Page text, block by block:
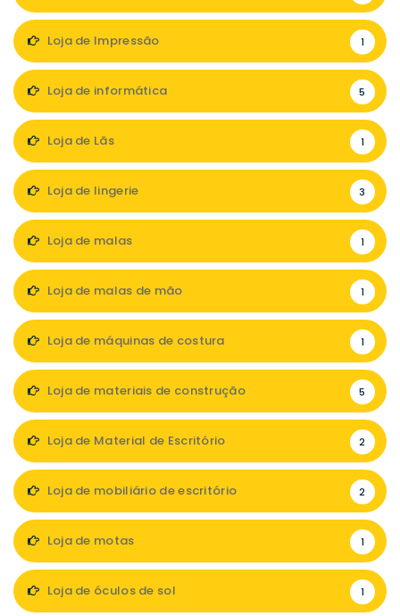
Loja de Impressão 1
Loja de informática 5
Loja de Lãs 1
Loja de lingerie 3
Loja de malas 1
Loja de malas de mão 1
Loja de máquinas de costura 1
Loja de materiais de construção 5
Loja de Material de Escritório 2
Loja de mobiliário de escritório 2
Loja de motas 1
Loja de óculos de sol 1